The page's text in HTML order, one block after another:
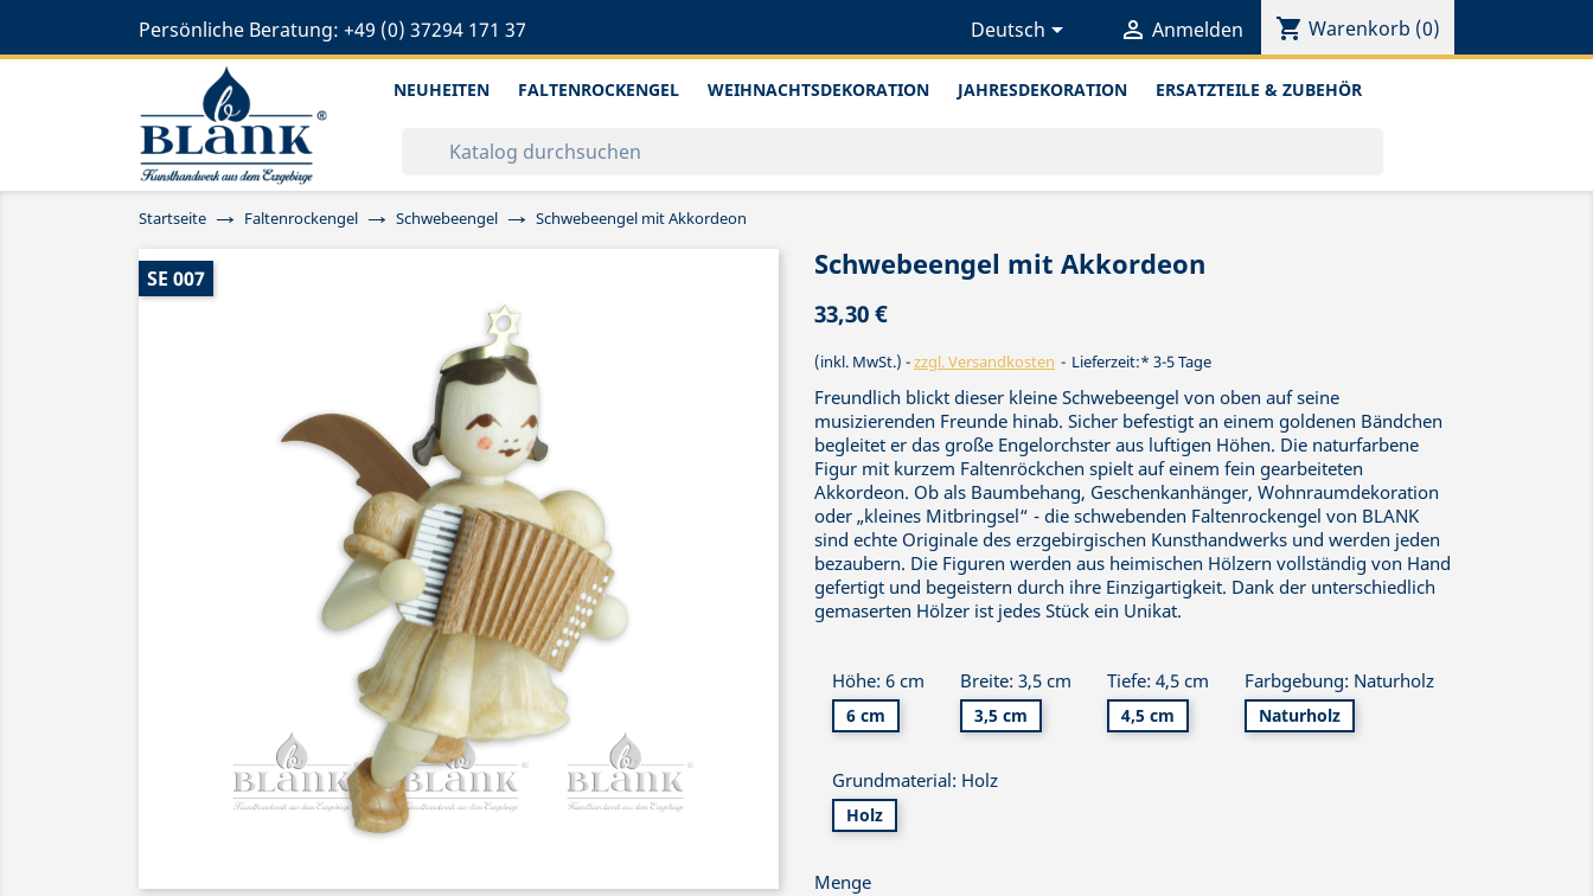
Persönliche Beratung: +49 (0) 37294 171 37 Deutsch  Anmelden shopping_cart Warenkorb (0)
NEUHEITEN FALTENROCKENGEL WEIHNACHTSDEKORATION JAHRESDEKORATION ERSATZTEILE & ZUBEHÖR
Startseite Faltenrockengel Schwebeengel Schwebeengel mit Akkordeon
SE 007 Schwebeengel mit Akkordeon
33,30 €
(inkl. MwSt.) zzgl. Versandkosten Lieferzeit:* 3-5 Tage
Freundlich blickt dieser kleine Schwebeengel von oben auf seine
musizierenden Freunde hinab. Sicher befestigt an einem goldenen Bändchen
begleitet er das große Engelorchster aus luftigen Höhen. Die naturfarbene
Figur mit kurzem Faltenröckchen spielt auf einem fein gearbeiteten
Akkordeon. Ob als Baumbehang, Geschenkanhänger, Wohnraumdekoration
oder „kleines Mitbringsel“ - die schwebenden Faltenrockengel von BLANK
sind echte Originale des erzgebirgischen Kunsthandwerks und werden jeden
bezaubern. Die Figuren werden aus heimischen Hölzern vollständig von Hand
gefertigt und begeistern durch ihre Einzigartigkeit. Dank der unterschiedlich
gemaserten Hölzer ist jedes Stück ein Unikat.
Höhe: 6 cm
6 cm
Breite: 3,5 cm
3,5 cm
Tiefe: 4,5 cm
4,5 cm
Farbgebung: Naturholz
Naturholz
Grundmaterial: Holz
Holz
Menge